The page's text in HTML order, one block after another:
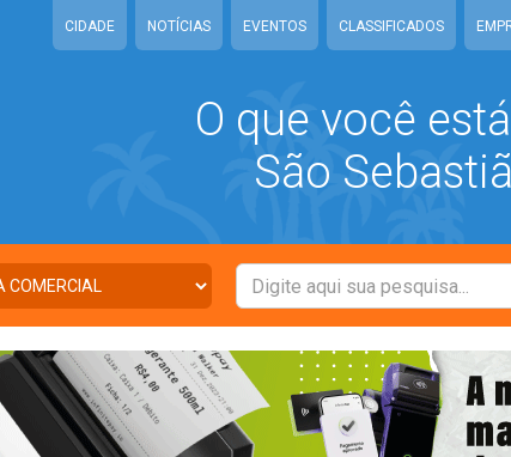
CIDADE NOTÍCIAS EVENTOS CLASSIFICADOS
O que você
São